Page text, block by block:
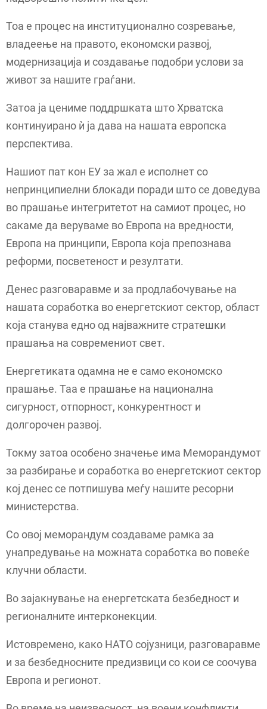
Тоа е процес на институционално созревање,
владеење на правото, економски развој,
модернизација и создавање подобри услови за
живот за нашите граѓани.
Затоа ја цениме поддршката што Хрватска
континуирано ѝ ја дава на нашата европска
перспектива.
Нашиот пат кон ЕУ за жал е исполнет со
непринципиелни блокади поради што се доведува
во прашање интегритетот на самиот процес, но
сакаме да веруваме во Европа на вредности,
Европа на принципи, Европа која препознава
реформи, посветеност и резултати.
Денес разговаравме и за продлабочување на
нашата соработка во енергетскиот сектор, област
која станува едно од најважните стратешки
прашања на современиот свет.
Енергетиката одамна не е само економско
прашање. Таа е прашање на национална
сигурност, отпорност, конкурентност и
долгорочен развој.
Токму затоа особено значење има Меморандумот
за разбирање и соработка во енергетскиот сектор
кој денес се потпишува меѓу нашите ресорни
министерства.
Со овој меморандум создаваме рамка за
унапредување на можната соработка во повеќе
клучни области.
Во зајакнување на енергетската безбедност и
регионалните интерконекции.
Истовремено, како НАТО сојузници, разговаравме
и за безбедносните предизвици со кои се соочува
Европа и регионот.